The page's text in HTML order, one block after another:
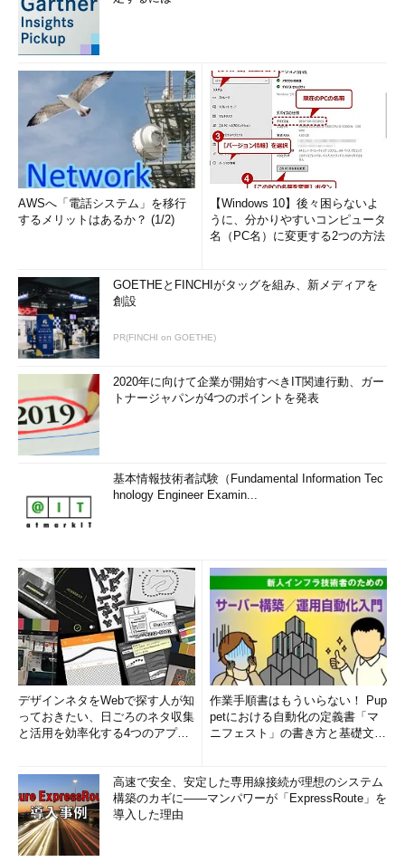
AWSへ「電話システム」を移行
するメリットはあるか？ (1/2)
【Windows 10】後々困らないよ
うに、分かりやすいコンピュータ
名（PC名）に変更する2つの方法
GOETHEとFINCHIがタッグを組み、新メディアを
創設
PR(FINCHI on GOETHE)
2020年に向けて企業が開始すべきIT関連行動、ガー
トナージャパンが4つのポイントを発表
基本情報技術者試験（Fundamental Information Tec
hnology Engineer Examin...
デザインネタをWebで探す人が知
っておきたい、日ごろのネタ収集
と活用を効率化する4つのアプリ
作業手順書はもういらない！ Pup
petにおける自動化の定義書「マ
ニフェスト」の書き方と基礎文法
高速で安全、安定した専用線接続が理想のシステム
構築のカギに――マンパワーが「ExpressRoute」を
導入した理由